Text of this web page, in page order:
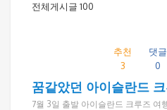
전체게시글 100
추천
3
댓글
0